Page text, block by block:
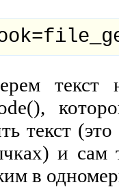
текст
текст
и сам
в